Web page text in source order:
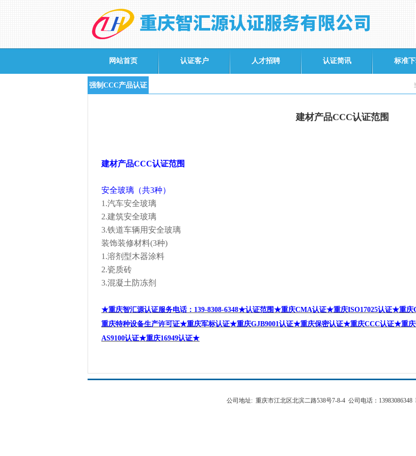
网站首页 认证客户 人才招聘 认证简讯 标准
强制CCC产品认证
建材产品CCC认证范围
建材产品CCC认证范围
安全玻璃（共3种）
1.汽车安全玻璃
2.建筑安全玻璃
3.铁道车辆用安全玻璃
装饰装修材料(3种)
1.溶剂型木器涂料
2.瓷质砖
3.混凝土防冻剂
★重庆智汇源认证服务电话： 139-8308-6348★认证范围★重庆CMA认证★重庆ISO17025认证★重庆
重庆特种设备生产许可证★重庆军标认证★重庆GJB9001认证★重庆保密认证★重庆CCC认证★重庆
AS9100认证★重庆16949认证★
公司地址: 重庆市江北区北滨二路538号7-8-4 公司电话：13983086348